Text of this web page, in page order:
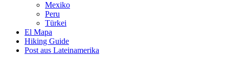
Mexiko
Peru
Türkei
El Mapa
Hiking Guide
Post aus Lateinamerika